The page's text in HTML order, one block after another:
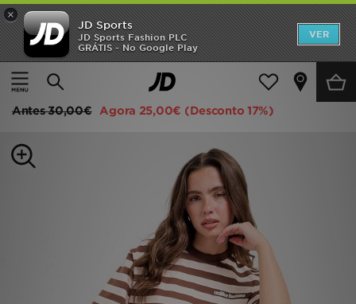
×
JD Sports
JD Sports Fashion PLC
GRÁTIS - No Google Play
VER
Página principal
Mulher Roupa de Mulher T-shirts
Unlike Humans Stripe Jem T-Shirt
Antes30,00€ Agora 25,00€ (Desconto 17%)
INÍCIO
Promoções
MULHER